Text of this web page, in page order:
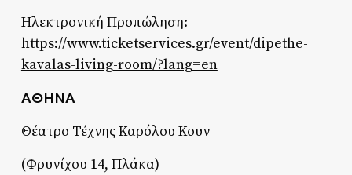
Ηλεκτρονική Προπώληση:
https://www.ticketservices.gr/event/dipethe-
kavalas-living-room/?lang=en
ΑΘΗΝΑ
Θέατρο Τέχνης Καρόλου Κουν
(Φρυνίχου 14, Πλάκα)